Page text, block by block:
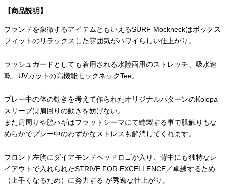
【商品説明】
ブランドを象徴するアイテムともいえるSURF Mockneckはボックス
フィットのリラックスした雰囲気がハワイらしい仕上がり。
ラッシュガードとしても着用される水陸両用のストレッチ、吸水速
乾、UVカットの高機能モックネックTee。
プレー中の体の動きを考えて作られたオリジナルパターンのKolepa
スリーブは肩回りの動きを妨げない。
また肩周りや脇ハギはフラットシーマにて縫製する事で肌触りもな
めらかでプレー中のわずかなストレスも解消してくれます。
フロント左胸にダイアモンドヘッドロゴが入り、背中にも独特なレ
イアウトで入れられたSTRIVE FOR EXCELLENCE／卓越するため
（上手くなるため）に努力する が秀逸な仕上がり。